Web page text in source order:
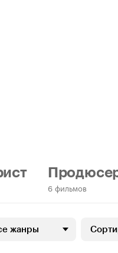
6 фильмов
жанры